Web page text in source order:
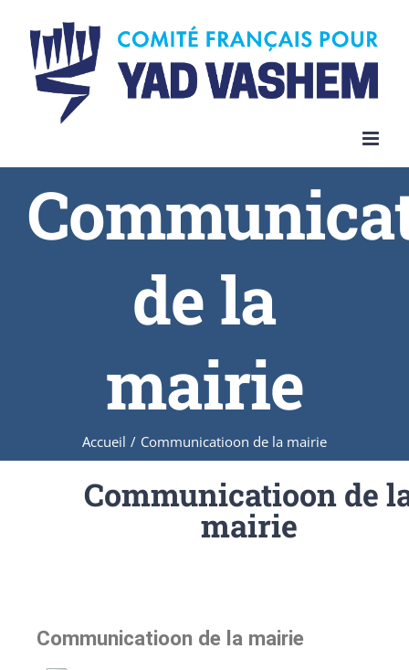
de la
mairie
Accueil / Communicatioon de la mairie
Communicatioon de
mairie
Communicatioon de la mairie